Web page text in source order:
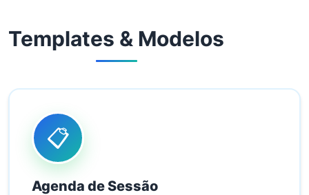
Templates & Modelos
📋
Agenda de Sessão